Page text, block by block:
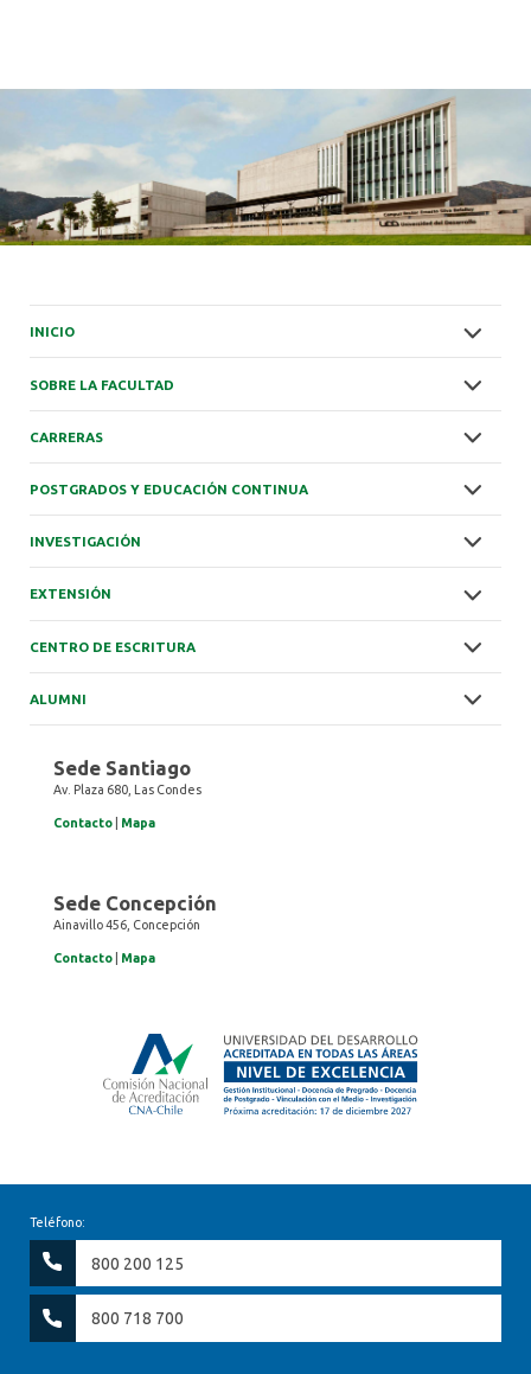
INICIO
SOBRE LA FACULTAD
CARRERAS
POSTGRADOS Y EDUCACIÓN CONTINUA
INVESTIGACIÓN
EXTENSIÓN
CENTRO DE ESCRITURA
ALUMNI
Sede Santiago
Av. Plaza 680, Las Condes
Contacto Mapa
Sede Concepción
Ainavillo 456, Concepción
Contacto Mapa
Teléfono:
800 200 125
800 718 700